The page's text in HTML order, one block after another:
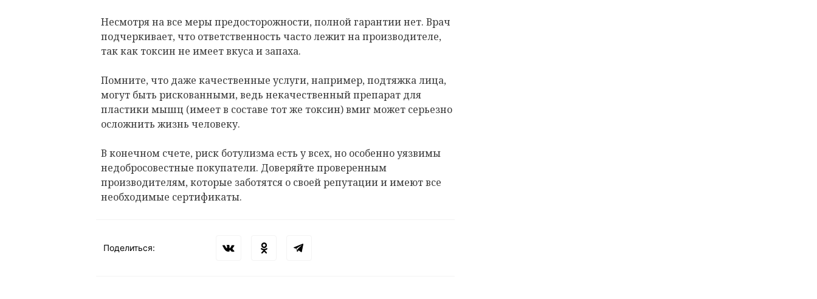
Несмотря на все меры предосторожности, полной гарантии нет. Врач
подчеркивает, что ответственность часто лежит на производителе,
так как токсин не имеет вкуса и запаха.
Помните, что даже качественные услуги, например, подтяжка лица,
могут быть рискованными, ведь некачественный препарат для
пластики мышц (имеет в составе тот же токсин) вмиг может серьезно
осложнить жизнь человеку.
В конечном счете, риск ботулизма есть у всех, но особенно уязвимы
недобросовестные покупатели. Доверяйте проверенным
производителям, которые заботятся о своей репутации и имеют все
необходимые сертификаты.
Поделиться: